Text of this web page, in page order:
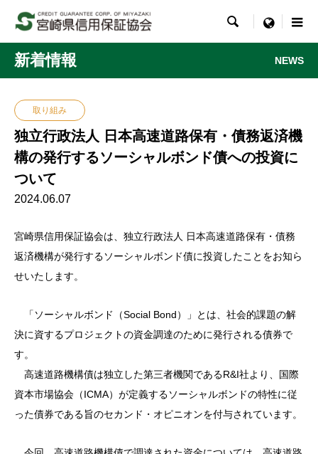
 menu
新着情報 NEWS
取り組み
独立行政法人 日本高速道路保有・債務返済機
構の発行するソーシャルボンド債への投資に
ついて
2024.06.07
宮崎県信用保証協会は、独立行政法人 日本高速道路保有・債務
返済機構が発行するソーシャルボンド債に投資したことをお知ら
せいたします。
「ソーシャルボンド（Social Bond）」とは、社会的課題の解
決に資するプロジェクトの資金調達のために発行される債券で
す。
高速道路機構債は独立した第三者機関であるR&I社より、国際
資本市場協会（ICMA）が定義するソーシャルボンドの特性に従
った債券である旨のセカンド・オピニオンを付与されています。